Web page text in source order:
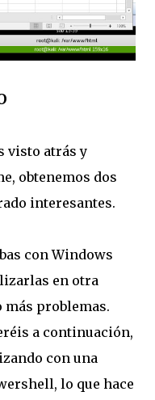
visto atrás y
obtenemos dos
interesantes.
con Windows
en otra
más problemas.
a continuación,
con una
lo que hace